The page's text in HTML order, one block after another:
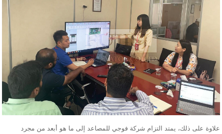
علاوة على ذلك، يمتد التزام شركة فوجي للمصاعد إلى ما هو أبعد من مجرد